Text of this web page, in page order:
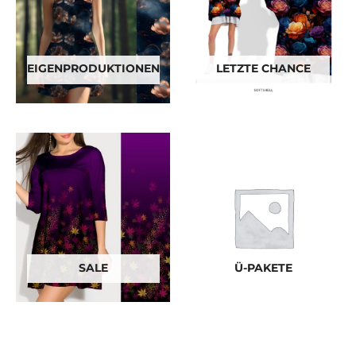
EIGENPRODUKTIONEN LETZTE CHANCE
SALE Ü-PAKETE